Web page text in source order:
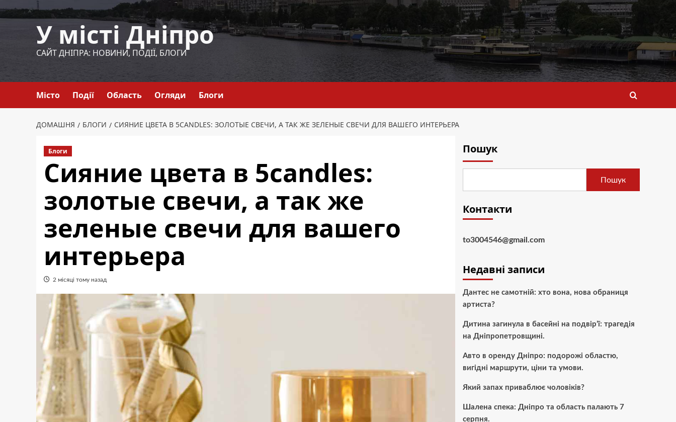
до
У місті Дніпро
САЙТ ДНІПРА: НОВИНИ, ПОДІЇ, БЛОГИ
Місто Події Область Огляди Блоги
ДОМАШНЯ БЛОГИ СИЯНИЕ ЦВЕТА В 5CANDLES: ЗОЛОТЫЕ СВЕЧИ, А ТАК ЖЕ ЗЕЛЕНЫЕ СВЕЧИ ДЛЯ ВАШЕГО ИНТЕРЬЕРА
Блоги
Сияние цвета в 5candles:
золотые свечи, а так же
зеленые свечи для вашего
интерьера
2 місяці тому назад
Пошук
Пошук
Контакти
to3004546@gmail.com
Недавні записи
Дантес не самотній: хто вона, нова обраниця
артиста?
Дитина загинула в басейні на подвір’ї: трагедія
на Дніпропетровщині.
Авто в оренду Дніпро: подорожі областю,
вигідні маршрути, ціни та умови.
Який запах приваблює чоловіків?
Шалена спека: Дніпро та область палають 7
серпня.